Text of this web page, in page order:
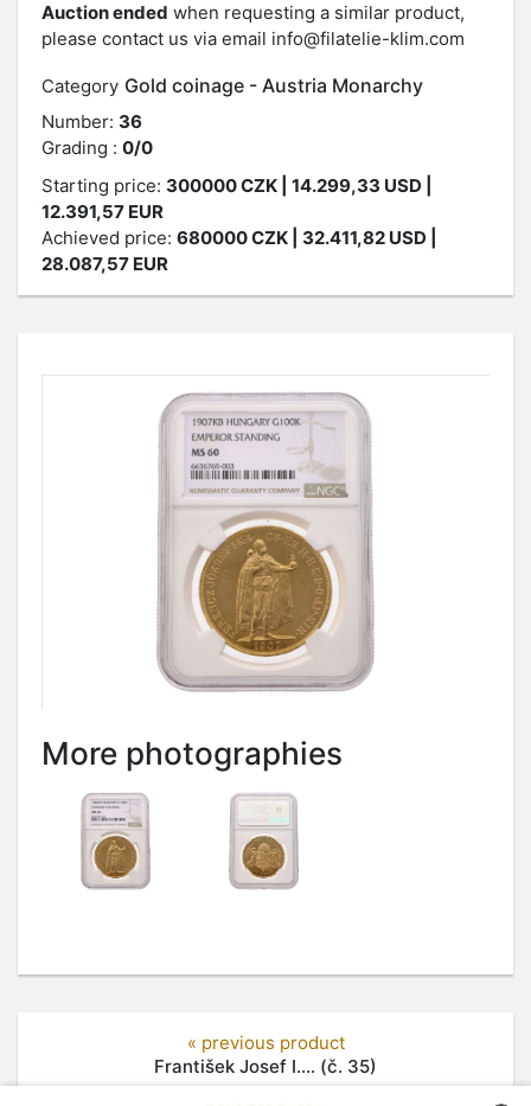
Auction ended when requesting a similar product,
please contact us via email info@filatelie-klim.com
Category Gold coinage - Austria Monarchy
Number: 36
Grading : 0/0
Starting price: 300000CZK | 14.299,33 USD |
12.391,57 EUR
Achieved price: 680000CZK | 32.411,82 USD |
28.087,57 EUR
More photographies
« previous product
František Josef I.... (č. 35)